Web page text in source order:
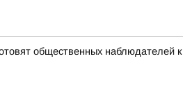
общественных наблюдателей